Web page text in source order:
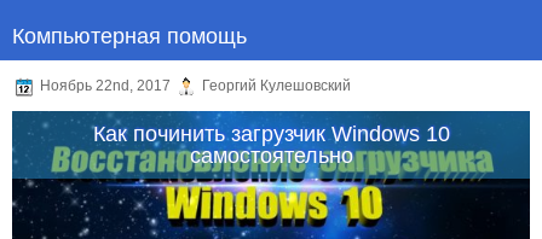
Компьютерная помощь
Ноябрь 22nd, 2017 Георгий Кулешовский
Как починить загрузчик Windows 10
самостоятельно